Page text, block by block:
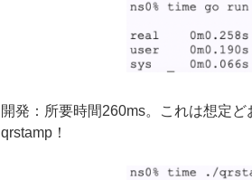
開発：所要時間260ms。これは想定
qrstamp！